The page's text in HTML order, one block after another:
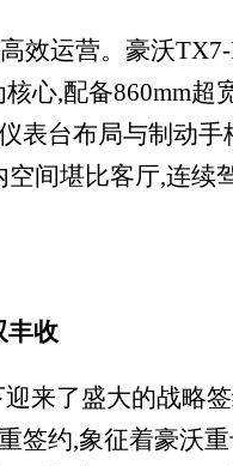
运营。豪沃TX7-
心,配备860mm超
表台布局与制动手
间堪比客厅,连续
丰收
来了盛大的战略
签约,象征着豪沃